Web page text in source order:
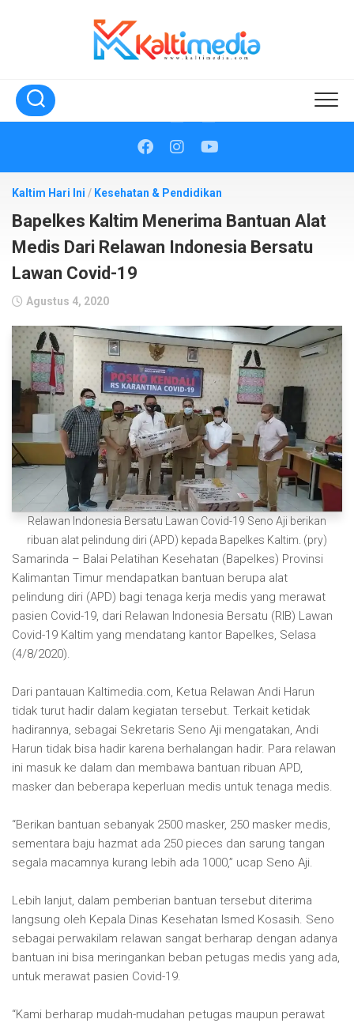
Kaltim Hari Ini / Kesehatan & Pendidikan
Bapelkes Kaltim Menerima Bantuan Alat
Medis Dari Relawan Indonesia Bersatu
Lawan Covid-19
Agustus 4, 2020
Relawan Indonesia Bersatu Lawan Covid-19 Seno Aji berikan
ribuan alat pelindung diri (APD) kepada Bapelkes Kaltim. (pry)
Samarinda – Balai Pelatihan Kesehatan (Bapelkes) Provinsi
Kalimantan Timur mendapatkan bantuan berupa alat
pelindung diri (APD) bagi tenaga kerja medis yang merawat
pasien Covid-19, dari Relawan Indonesia Bersatu (RIB) Lawan
Covid-19 Kaltim yang mendatang kantor Bapelkes, Selasa
(4/8/2020).
Dari pantauan Kaltimedia.com, Ketua Relawan Andi Harun
tidak turut hadir dalam kegiatan tersebut. Terkait ketidak
hadirannya, sebagai Sekretaris Seno Aji mengatakan, Andi
Harun tidak bisa hadir karena berhalangan hadir. Para relawan
ini masuk ke dalam dan membawa bantuan ribuan APD,
masker dan beberapa keperluan medis untuk tenaga medis.
“Berikan bantuan sebanyak 2500 masker, 250 masker medis,
sementara baju hazmat ada 250 pieces dan sarung tangan
segala macamnya kurang lebih ada 1000,” ucap Seno Aji.
Lebih lanjut, dalam pemberian bantuan tersebut diterima
langsung oleh Kepala Dinas Kesehatan Ismed Kosasih. Seno
sebagai perwakilam relawan sangat berharap dengan adanya
bantuan ini bisa meringankan beban petugas medis yang ada,
untuk merawat pasien Covid-19.
“Kami berharap mudah-mudahan petugas maupun perawat